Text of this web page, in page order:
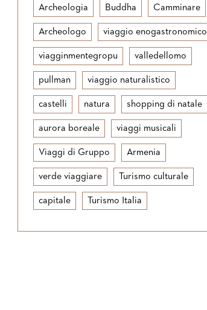
Archeologia Buddha Camminare
Archeologo viaggio enogastronomico
viagginmentegropu valledellomo
pullman viaggio naturalistico
castelli natura shopping di natale
aurora boreale viaggi musicali
Viaggi di Gruppo Armenia
verde viaggiare Turismo culturale
capitale Turismo Italia